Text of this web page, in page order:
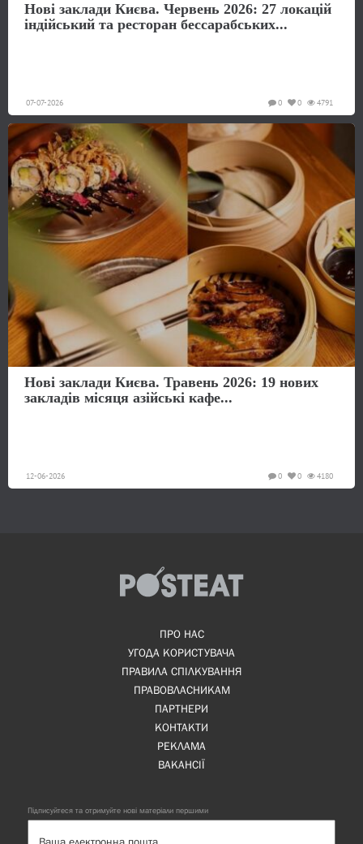
Нові заклади Києва. Червень 2026: 27 локацій
індійський та ресторан бессарабських...
07-07-2026 4791
0
0
Нові заклади Києва. Травень 2026: 19 нових
закладів місяця азійські кафе...
12-06-2026 4180
0
0
ПРО НАС
УГОДА КОРИСТУВАЧА
ПРАВИЛА СПІЛКУВАННЯ
ПРАВОВЛАСНИКАМ
ПАРТНЕРИ
КОНТАКТИ
РЕКЛАМА
ВАКАНСІЇ
Підписуйтеся та отримуйте нові матеріали першими